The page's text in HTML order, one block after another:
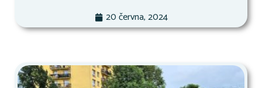
20 června, 2024